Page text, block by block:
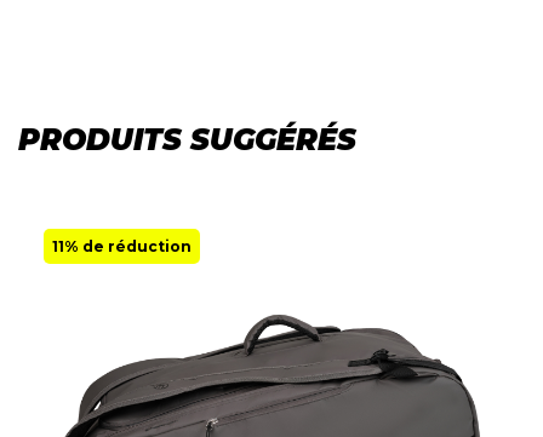
PRODUITS SUGGÉRÉS
11% de réduction